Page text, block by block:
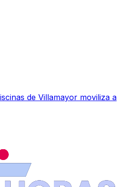
de Villamayor moviliza a